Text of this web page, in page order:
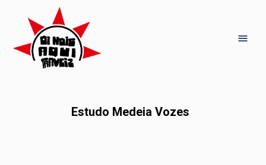
Estudo Medeia Vozes